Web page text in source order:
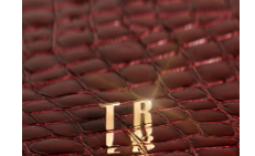
COLORATO
D’ITALIA
ARRIVI
TEMPO